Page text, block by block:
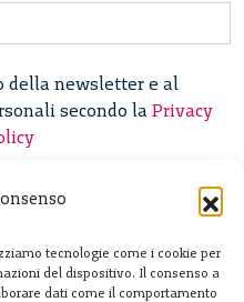
tecnologie come i cookie per
del dispositivo. Il consenso a
dati come il comportamento
della newsletter e al
secondo la Privacy
ETS